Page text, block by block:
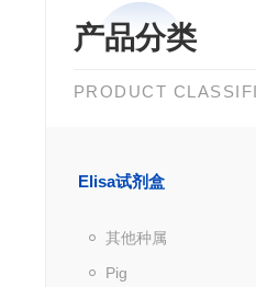
产品分类
PRODUCT
Elisa试剂盒
其他种属
Pig